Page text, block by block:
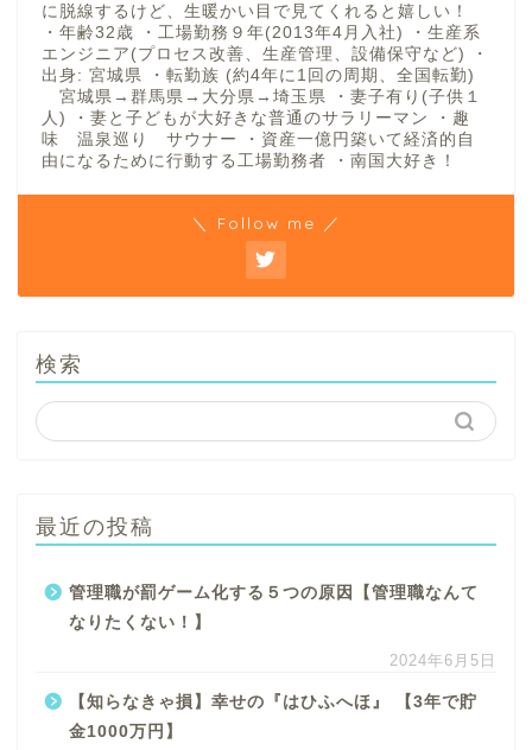
に脱線するけど、生暖かい目で見てくれると嬉しい！
・年齢32歳 ・工場勤務９年(2013年4月入社) ・生産系
エンジニア(プロセス改善、生産管理、設備保守など) ・
出身: 宮城県 ・転勤族 (約4年に1回の周期、全国転勤)
宮城県→群馬県→大分県→埼玉県 ・妻子有り(子供１
人) ・妻と子どもが大好きな普通のサラリーマン ・趣
味 温泉巡り サウナー ・資産一億円築いて経済的自
由になるために行動する工場勤務者 ・南国大好き！
＼ Follow me ／
検索
最近の投稿
管理職が罰ゲーム化する５つの原因【管理職なんて
なりたくない！】
2024年6月5日
【知らなきゃ損】幸せの『はひふへほ』 【3年で貯
金1000万円】